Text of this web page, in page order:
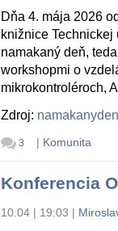
Dňa 4. mája 2026
knižnice
namakaný deň,
workshopmi o
mikrokontroléroch,
Zdroj:
3 | Komunita
Konferencia
10.04 | 19:03 |